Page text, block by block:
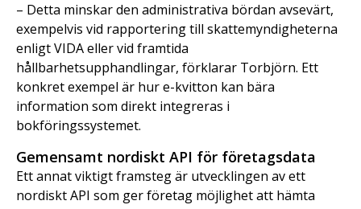
– Detta minskar den administrativa bördan avsevärt,
exempelvis vid rapportering till skattemyndigheterna
enligt VIDA eller vid framtida
hållbarhetsupphandlingar, förklarar Torbjörn. Ett
konkret exempel är hur e-kvitton kan bära
information som direkt integreras i
bokföringssystemet.
Gemensamt nordiskt API för företagsdata
Ett annat viktigt framsteg är utvecklingen av ett
nordiskt API som ger företag möjlighet att hämta